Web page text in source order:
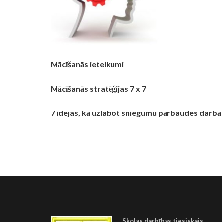
Mācīšanās ieteikumi
Mācīšanās stratēģijas 7 x 7
7 idejas, kā uzlabot sniegumu pārbaudes darbā